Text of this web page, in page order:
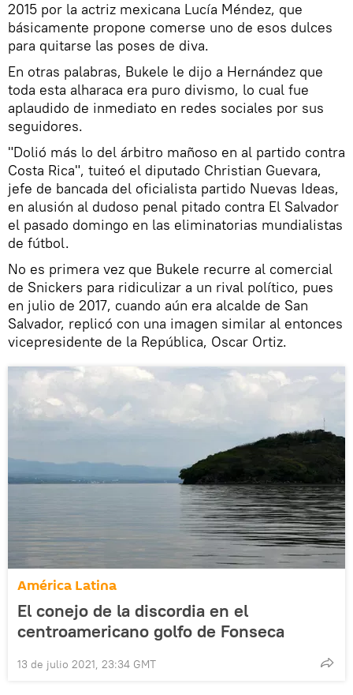
2015 por la actriz mexicana Lucía Méndez, que
básicamente propone comerse uno de esos dulces
para quitarse las poses de diva.
En otras palabras, Bukele le dijo a Hernández que
toda esta alharaca era puro divismo, lo cual fue
aplaudido de inmediato en redes sociales por sus
seguidores.
"Dolió más lo del árbitro mañoso en al partido contra
Costa Rica", tuiteó el diputado Christian Guevara,
jefe de bancada del oficialista partido Nuevas Ideas,
en alusión al dudoso penal pitado contra El Salvador
el pasado domingo en las eliminatorias mundialistas
de fútbol.
No es primera vez que Bukele recurre al comercial
de Snickers para ridiculizar a un rival político, pues
en julio de 2017, cuando aún era alcalde de San
Salvador, replicó con una imagen similar al entonces
vicepresidente de la República, Oscar Ortiz.
América Latina
El conejo de la discordia en el
centroamericano golfo de Fonseca
13 de julio 2021, 23:34 GMT